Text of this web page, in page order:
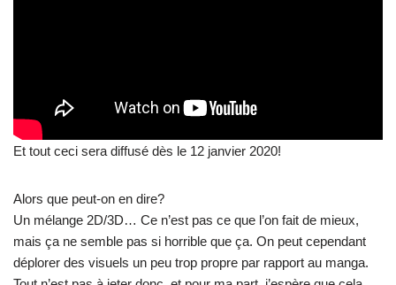
Et tout ceci sera diffusé dès le 12 janvier 2020!
Alors que peut-on en dire?
Un mélange 2D/3D… Ce n’est pas ce que l’on fait de mieux,
mais ça ne semble pas si horrible que ça. On peut cependant
déplorer des visuels un peu trop propre par rapport au manga.